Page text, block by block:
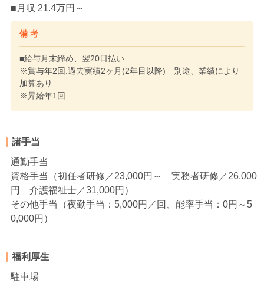
■月収 21.4万円～
備 考
■給与月末締め、翌20日払い
※賞与年2回:過去実績2ヶ月(2年目以降) 別途、業績により
加算あり
※昇給年1回
諸手当
通勤手当
資格手当（初任者研修／23,000円～ 実務者研修／26,000
円 介護福祉士／31,000円）
その他手当（夜勤手当：5,000円／回、能率手当：0円～5
0,000円）
福利厚生
駐車場